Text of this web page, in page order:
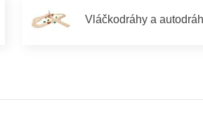
Vláčkodráhy a